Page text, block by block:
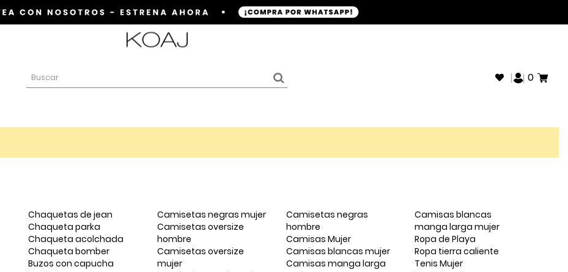
0
Chaquetas de jean
Chaqueta parka
Chaqueta acolchada
Chaqueta bomber
Buzos con capucha
Camisetas negras mujer
Camisetas oversize
hombre
Camisetas oversize
mujer
Camisetas negras
hombre
Camisas Mujer
Camisas blancas mujer
Camisas manga larga
Camisas blancas
manga larga mujer
Ropa de Playa
Ropa tierra caliente
Tenis Mujer